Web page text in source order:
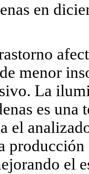
en
menor
La
es una
el
el